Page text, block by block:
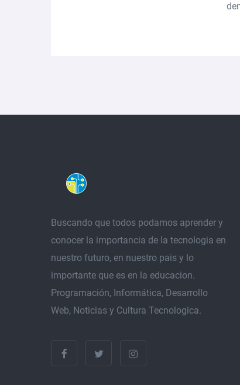
Buscando que todos podamos aprender y
conocer la importancia de la tecnologia en
nuestro futuro, en nuestro pais y lo
importante que es en la educacion.
Programación, Informática, Desarrollo
Web, Noticias y Cultura Tecnologica.